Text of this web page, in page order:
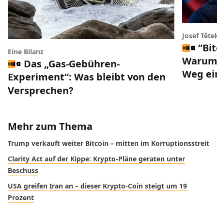
Eine Bilanz
Das „Gas-Gebühren-
Experiment“: Was bleibt von den
Versprechen?
Josef
Weg
Mehr zum Thema
Trump verkauft weiter Bitcoin – mitten im Korruptionsstreit
Clarity Act auf der Kippe: Krypto-Pläne geraten unter
Beschuss
USA greifen Iran an – dieser Krypto-Coin steigt um 19
Prozent